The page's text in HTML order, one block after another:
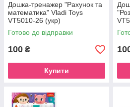
Дошка-тренажер "Рахунок та
математика" Vladi Toys
VT5010-26 (укр)
Готово до відправки
100 ₴
Купити